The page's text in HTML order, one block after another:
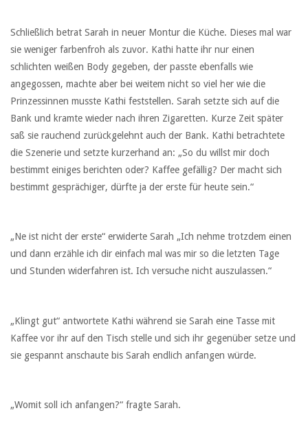
Schließlich betrat Sarah in neuer Montur die Küche. Dieses mal war
sie weniger farbenfroh als zuvor. Kathi hatte ihr nur einen
schlichten weißen Body gegeben, der passte ebenfalls wie
angegossen, machte aber bei weitem nicht so viel her wie die
Prinzessinnen musste Kathi feststellen. Sarah setzte sich auf die
Bank und kramte wieder nach ihren Zigaretten. Kurze Zeit später
saß sie rauchend zurückgelehnt auch der Bank. Kathi betrachtete
die Szenerie und setzte kurzerhand an: „So du willst mir doch
bestimmt einiges berichten oder? Kaffee gefällig? Der macht sich
bestimmt gesprächiger, dürfte ja der erste für heute sein.“
„Ne ist nicht der erste“ erwiderte Sarah „Ich nehme trotzdem einen
und dann erzähle ich dir einfach mal was mir so die letzten Tage
und Stunden widerfahren ist. Ich versuche nicht auszulassen.“
„Klingt gut“ antwortete Kathi während sie Sarah eine Tasse mit
Kaffee vor ihr auf den Tisch stelle und sich ihr gegenüber setze und
sie gespannt anschaute bis Sarah endlich anfangen würde.
„Womit soll ich anfangen?“ fragte Sarah.